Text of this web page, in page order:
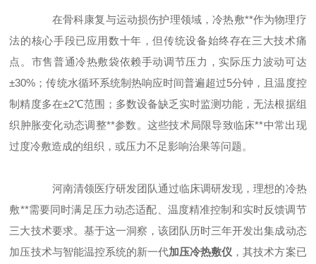
在骨科康复与运动损伤护理领域，冷热敷**作为物理疗
法的核心手段已应用数十年，但传统设备始终存在三大技术痛
点。市售普通冷热敷袋依赖手动调节压力，实际压力波动可达
±30%；传统水循环系统制热响应时间普遍超过5分钟，且温度控
制精度多在±2℃范围；多数设备缺乏实时监测功能，无法根据组
织肿胀变化动态调整**参数。这些技术局限导致临床**中常出现
过度冷敷造成的组织，或压力不足影响治果等问题。
河南清领医疗研发团队通过临床调研发现，理想的冷热
敷**需要同时满足压力动态适配、温度精准控制和实时反馈调节
三大技术要求。基于这一洞察，该团队历时三年开发出集成动态
加压技术与智能温控系统的新一代加压冷热敷仪 ，其技术方案已